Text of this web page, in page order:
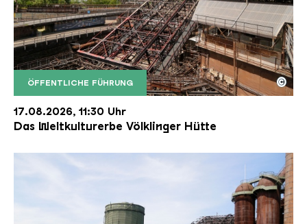
ÖFFENTLICHE FÜHRUNG
Der Erzschrägaufzug der Völklinger Hütte mit
Copyright: Weltkulturerbe Völklinger Hütte | Karl
©
17.08.2026, 11:30 Uhr
Das Weltkulturerbe Völklinger Hütte